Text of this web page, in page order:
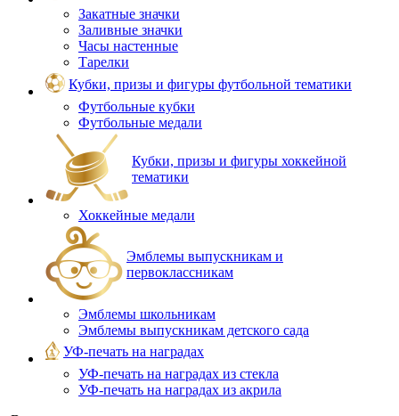
Закатные значки
Заливные значки
Часы настенные
Тарелки
Кубки, призы и фигуры футбольной тематики
Футбольные кубки
Футбольные медали
Кубки, призы и фигуры хоккейной
тематики
Хоккейные медали
Эмблемы выпускникам и
первоклассникам
Эмблемы школьникам
Эмблемы выпускникам детского сада
УФ-печать на наградах
УФ‑печать на наградах из стекла
УФ-печать на наградах из акрила